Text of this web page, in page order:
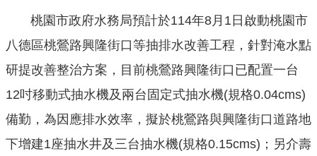
山
坡
地
範
圍
桃園市政府水務局預計於114年8月1日啟動桃園市
八德區桃鶯路興隆街口等抽排水改善工程，針對淹水點
研提改善整治方案，目前桃鶯路興隆街口已配置一台
12吋移動式抽水機及兩台固定式抽水機(規格0.04cms)
備勤，為因應排水效率，擬於桃鶯路與興隆街口道路地
下增建1座抽水井及三台抽水機(規格0.15cms)；另介壽